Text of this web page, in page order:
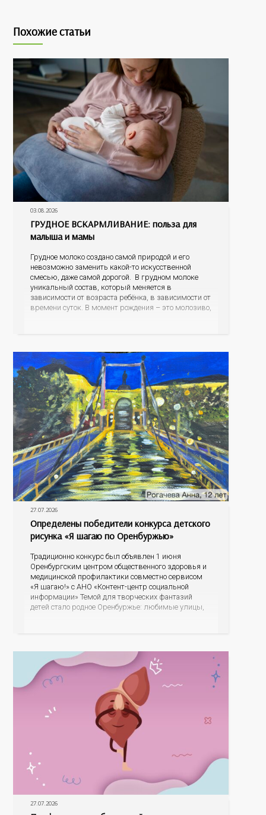
Похожие статьи
03.08.2026
ГРУДНОЕ ВСКАРМЛИВАНИЕ: польза для
малыша и мамы
Грудное молоко создано самой природой и его
невозможно заменить какой-то искусственной
смесью, даже самой дорогой. В грудном молоке
уникальный состав, который меняется в
зависимости от возраста ребёнка, в зависимости от
времени суток. В момент рождения – это молозиво,
27.07.2026
Определены победители конкурса детского
рисунка «Я шагаю по Оренбуржью»
Традиционно конкурс был объявлен 1 июня
Оренбургским центром общественного здоровья и
медицинской профилактики совместно сервисом
«Я шагаю!» с АНО «Контент-центр социальной
информации» Темой для творческих фантазий
детей стало родное Оренбуржье: любимые улицы,
27.07.2026